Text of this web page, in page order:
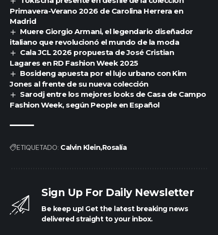
Primavera-Verano 2026 de Carolina Herrera en
Madrid
Muere Giorgio Armani, el legendario diseñador
italiano que revolucionó el mundo de la moda
Cala JCL 2026 propuesta de José Cristian
Lagares en RD Fashion Week 2025
Bosideng apuesta por el lujo urbano con Kim
Jones al frente de su nueva colección
Sarodj entre los mejores looks de Casa de Campo
Fashion Week, según People en Español
ETIQUETADO: Calvin KleinRosalía
Sign Up For Daily Newsletter
Be keep up! Get the latest breaking news
delivered straight to your inbox.